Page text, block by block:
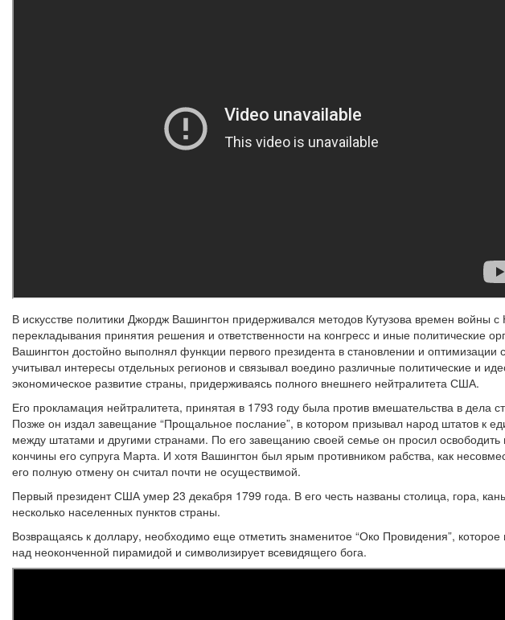
В искусстве политики Джордж Вашингтон придерживался методов Кутузова времен войны
перекладывания принятия решения и ответственности на конгресс и иные политические
Вашингтон достойно выполнял функции первого президента в становлении и оптимизации
учитывал интересы отдельных регионов и связывал воедино различные политические и
экономическое развитие страны, придерживаясь полного внешнего нейтралитета США.
Его прокламация нейтралитета, принятая в 1793 году была против вмешательства в дела
Позже он издал завещание “Прощальное послание”, в котором призывал народ штатов к
между штатами и другими странами. По его завещанию своей семье он просил освободить
кончины его супруга Марта. И хотя Вашингтон был ярым противником рабства, как
его полную отмену он считал почти не осуществимой.
Первый президент США умер 23 декабря 1799 года. В его честь названы столица, гора,
несколько населенных пунктов страны.
Возвращаясь к доллару, необходимо еще отметить знаменитое “Око Провидения”,
над неоконченной пирамидой и символизирует всевидящего бога.